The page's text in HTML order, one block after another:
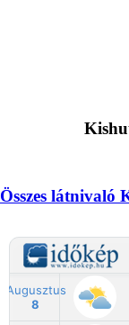
Összes látnivaló